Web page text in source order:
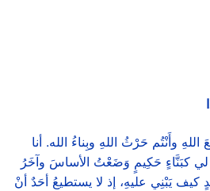
وأَنْتُم حَرْثُ اللهِ وبِناءُ الله. أنا
لي كبَنَّاءٍ حَكِيمٍ وَضَعْتُ الأساسَ وآخَرُ
كيف يَبْنِي عليهِ، إذ لا يستطيعُ أحَدٌ أنْ